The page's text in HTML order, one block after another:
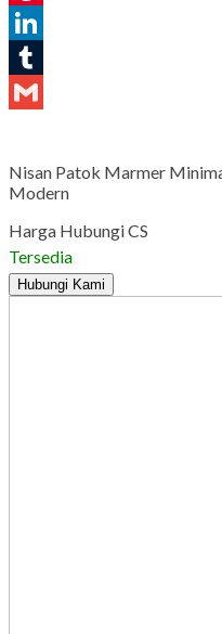
Pinterest
LinkedIn
Tumblr
Nisan Patok Marmer
Modern
Harga Hubungi CS
Tersedia
Hubungi Kami